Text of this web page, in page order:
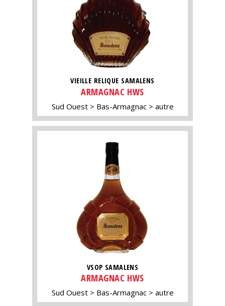
VIEILLE RELIQUE SAMALENS
ARMAGNAC HWS
Sud Ouest Bas-Armagnac autre
VSOP SAMALENS
ARMAGNAC HWS
Sud Ouest Bas-Armagnac autre